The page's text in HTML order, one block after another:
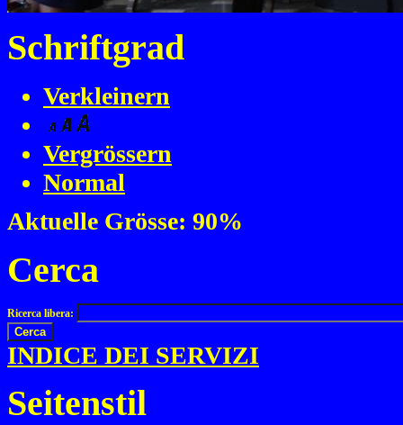
Schriftgrad
Verkleinern
Vergrössern
Normal
Aktuelle Grösse: 90%
Cerca
Ricerca libera:
INDICE DEI SERVIZI
Seitenstil